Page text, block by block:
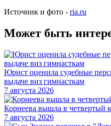
Источник и фото - ria.ru
Может быть
Юрист оценила судебные
выдаче виз гимнасткам
7 августа 2026
Корнеева вышла в четвертый
7 августа 2026